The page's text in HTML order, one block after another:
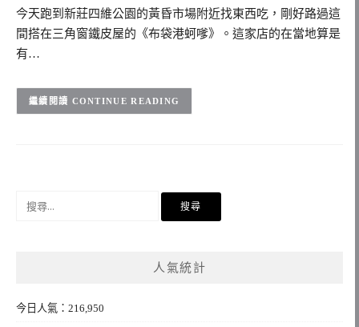
今天跑到新莊四維公園的黃昏市場附近找東西吃，剛好路過這
間搭在三角窗鐵皮屋的《布袋港蚵嗲》。這家店的在當地算是
有…
CONTINUE READING
人氣統計
今日人氣：216,950